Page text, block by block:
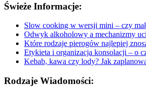
Świeże Informacje:
Slow cooking w wersji mini – czy
Odwyk alkoholowy a mechanizmy
Które rodzaje pierogów najlepiej
Etykieta i organizacja konsolacji – o
Kebab, kawa czy lody? Jak
Rodzaje Wiadomości: